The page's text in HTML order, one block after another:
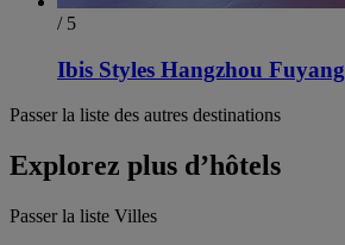
/ 5
Ibis Styles Hangzhou Fuyang
Passer la liste des autres destinations
Explorez plus d’hôtels
Passer la liste Villes